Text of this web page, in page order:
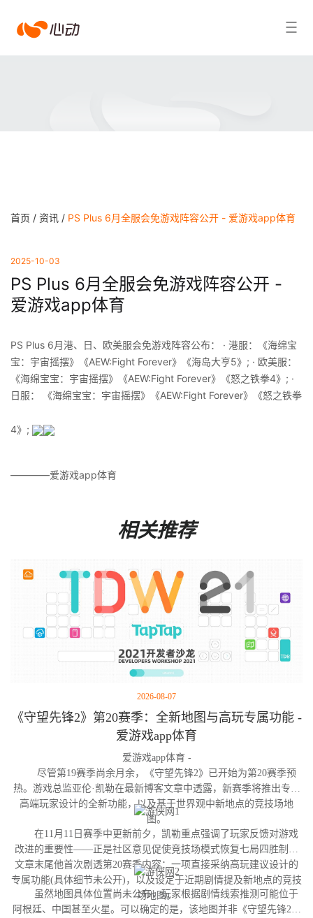
爱搜索结果
首页 / 资讯 / PS Plus 6月全服会免游戏阵容公开 - 爱游戏app体育
2025-10-03
PS Plus 6月全服会免游戏阵容公开 -
爱游戏app体育
PS Plus 6月港、日、欧美服会免游戏阵容公布： · 港服：《海绵宝
宝：宇宙摇摆》《AEW:Fight Forever》《海岛大亨5》; · 欧美服： ​​​
《海绵宝宝：宇宙摇摆》《AEW:Fight Forever》《怒之铁拳4》; ·
日服： ​​​《海绵宝宝：宇宙摇摆》《AEW:Fight Forever》《怒之铁拳
4》; ​​​
————爱游戏app体育
相关推荐
2026-08-07
《守望先锋2》第20赛季：全新地图与高玩专属功能 -
爱游戏app体育
爱游戏app体育 -
尽管第19赛季尚余月余，《守望先锋2》已开始为第20赛季预
热。游戏总监亚伦·凯勒在最新博客文章中透露，新赛季将推出专为
高端玩家设计的全新功能，以及基于世界观中新地点的竞技场地
图。
在11月11日赛季中更新前夕，凯勒重点强调了玩家反馈对游戏
改进的重要性——正是社区意见促使竞技场模式恢复七局四胜制。
文章末尾他首次剧透第20赛季内容：一项直接采纳高玩建议设计的
专属功能(具体细节未公开)，以及设定于近期剧情提及新地点的竞技
场地图。
虽然地图具体位置尚未公布，玩家根据剧情线索推测可能位于
阿根廷、中国甚至火星。可以确定的是，该地图并非《守望先锋2》